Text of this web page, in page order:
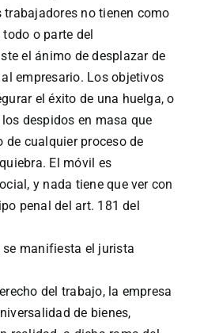
trabajadores no tienen como
o parte del
el ánimo de desplazar de
empresario. Los objetivos
el éxito de una huelga, o
despidos en masa que
cualquier proceso de
El móvil es
y nada tiene que ver con
penal del art. 181 del
manifiesta el jurista
del trabajo, la empresa
de bienes,